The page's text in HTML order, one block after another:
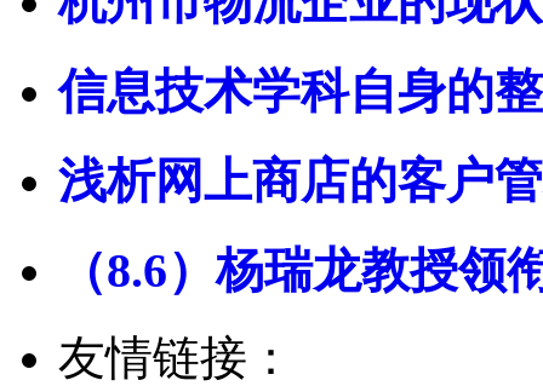
信息技术学科自身的
浅析网上商店的客户
（8.6）杨瑞龙教授领
友情链接：